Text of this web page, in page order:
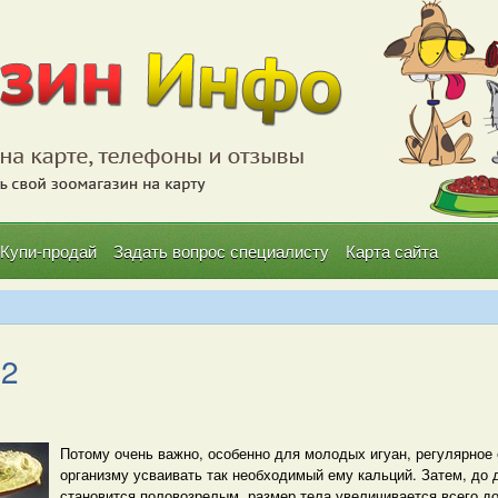
Купи-продай Задать вопрос специалисту Карта сайта
Потому очень важно, особенно для молодых игуан,
организму усваивать так необходимый ему кальций. Затем, до